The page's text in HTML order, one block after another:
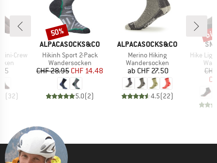
Crew
(32)
MARKE
ALPACASOCKS&CO
Artikel
Hikinh Sport 2-Pack
Produktgruppe
Wandersocken
Preis
CHF 28.95reduzierter Preis
CHF 14.48
5.0(2)
Rabatt
50%
MARKE
ALPACASOCKS&CO
Artikel
Merino Hiking
Produktgruppe
Wandersocken
Preis
ab CHF 27.50
4.5(22)
Artikel
Hike